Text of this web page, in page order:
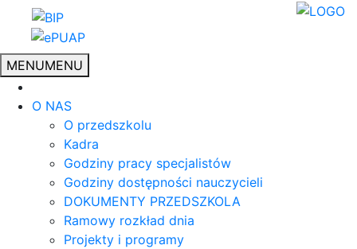
MENUMENU
O NAS
O przedszkolu
Kadra
Godziny pracy specjalistów
Godziny dostępności nauczycieli
DOKUMENTY PRZEDSZKOLA
Ramowy rozkład dnia
Projekty i programy